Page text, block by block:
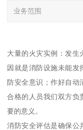
业务范围
大量的火灾实例：发生
因就是消防设施未能发
防安全意识；作好自动
合格的人员我们双方负
要的意义。
消防安全评估是确保公